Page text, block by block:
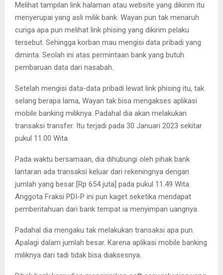
Melihat tampilan link halaman atau website yang dikirim itu
menyerupai yang asli milik bank. Wayan pun tak menaruh
curiga apa pun melihat link phising yang dikirim pelaku
tersebut. Sehingga korban mau mengisi data pribadi yang
diminta. Seolah ini atas permintaan bank yang butuh
pembaruan data dari nasabah.
Setelah mengisi data-data pribadi lewat link phising itu, tak
selang berapa lama, Wayan tak bisa mengakses aplikasi
mobile banking miliknya. Padahal dia akan melakukan
transaksi transfer. Itu terjadi pada 30 Januari 2023 sekitar
pukul 11.00 Wita.
Pada waktu bersamaan, dia dihubungi oleh pihak bank
lantaran ada transaksi keluar dari rekeningnya dengan
jumlah yang besar [Rp 654 juta] pada pukul 11.49 Wita.
Anggota Fraksi PDI-P ini pun kaget seketika mendapat
pemberitahuan dari bank tempat ia menyimpan uangnya.
Padahal dia mengaku tak melakukan transaksi apa pun.
Apalagi dalam jumlah besar. Karena aplikasi mobile banking
miliknya dari tadi tidak bisa diaksesnya.